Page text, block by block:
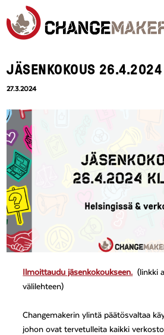
JÄSENKOKOUS 26.4.2024
27.3.2024
Ilmoittaudu jäsenkokoukseen. (linkki
välilehteen)
Changemakerin ylintä päätösvaltaa
johon ovat tervetulleita kaikki